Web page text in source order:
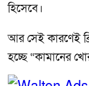
হিসেবে।
আর সেই কারণেই
হচ্ছে “কামানের